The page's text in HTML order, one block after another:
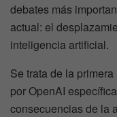
debates más
actual: el
inteligencia artificial.
Se trata de la
por OpenAI
consecuencias de la